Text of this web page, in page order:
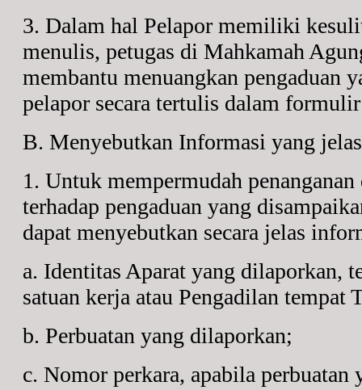
3. Dalam hal Pelapor memiliki
menulis, petugas di Mahkamah
membantu menuangkan pengaduan
pelapor secara tertulis dalam
B. Menyebutkan Informasi yang jelas
1. Untuk mempermudah
terhadap pengaduan yang
dapat menyebutkan secara jelas
a. Identitas Aparat yang dilaporkan,
satuan kerja atau Pengadilan tempat
b. Perbuatan yang dilaporkan;
c. Nomor perkara, apabila perbuatan